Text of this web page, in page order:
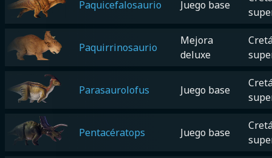
Paquicefalosaurio Juego base
Paquirrinosaurio
Mejora
deluxe
Parasaurolofus Juego base
Pentacératops Juego base